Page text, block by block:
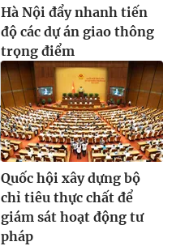
Hà Nội đẩy nhanh tiến
độ các dự án giao thông
trọng điểm
Quốc hội xây dựng bộ
chỉ tiêu thực chất để
giám sát hoạt động tư
pháp